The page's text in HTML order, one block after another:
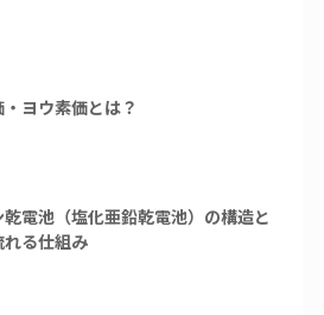
ヨウ素価とは？
乾電池（塩化亜鉛乾電池）の構造と
れる仕組み